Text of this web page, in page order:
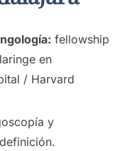
fellowship
en
/ Harvard
y